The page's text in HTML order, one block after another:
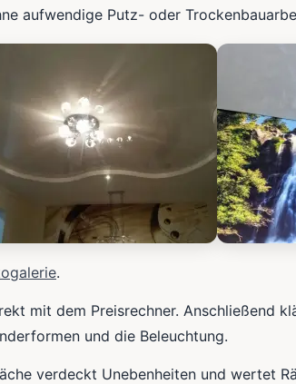
aufwendige Putz- oder
.
mit dem Preisrechner. Anschließend
und die Beleuchtung.
verdeckt Unebenheiten und wertet